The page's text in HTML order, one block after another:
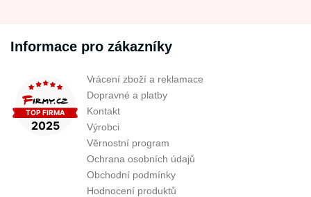
Informace pro zákazníky
Vrácení zboží a reklamace
Dopravné a platby
Kontakt
Výrobci
Věrnostní program
Ochrana osobních údajů
Obchodní podmínky
Hodnocení produktů